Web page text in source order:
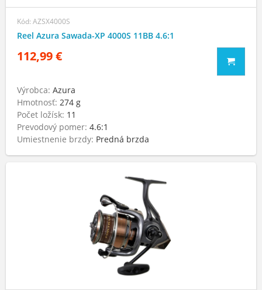
Kód: AZSX4000S
Reel Azura Sawada-XP 4000S 11BB 4.6:1
112,99 €
Výrobca: Azura
Hmotnosť: 274 g
Počet ložísk: 11
Prevodový pomer: 4.6:1
Umiestnenie brzdy: Predná brzda